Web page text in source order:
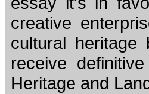
creative
cultural
receive
Heritage and